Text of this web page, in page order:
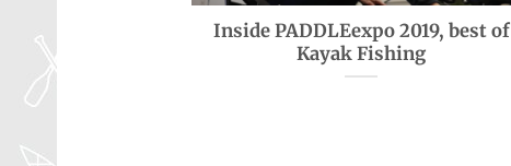
Inside PADDLEexpo 2019, best of
Kayak Fishing